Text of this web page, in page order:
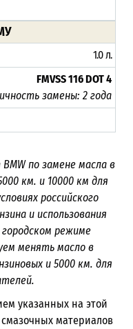
1.0 л.
FMVSS 116 DOT 4
замены: 2 года
BMWпо замене масла в
км. и 10000 км для
российского
и использования
режиме
менять масло в
и 5000 км. для
указанных на этой
материалов